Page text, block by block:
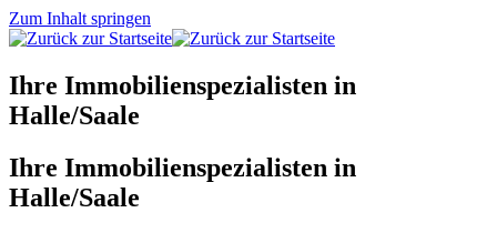
Zum Inhalt springen
Ihre Immobilienspezialisten in
Halle/Saale
Ihre Immobilienspezialisten in
Halle/Saale